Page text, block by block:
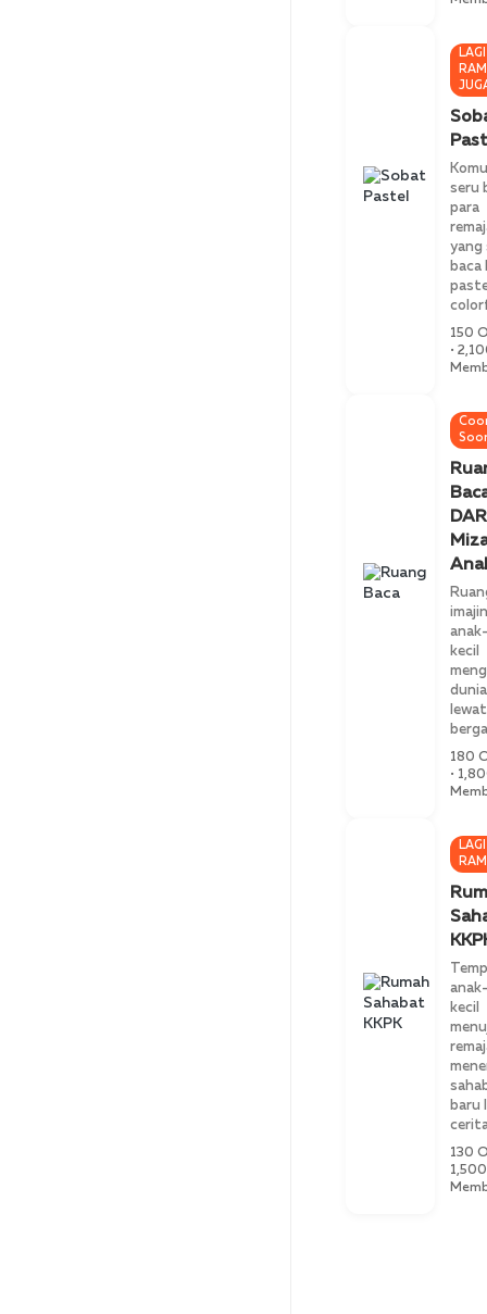
LAGI
seru
para
yang
baca
150
•
kecil
dunia
180
•
LAGI
kecil
baru
130
1,500